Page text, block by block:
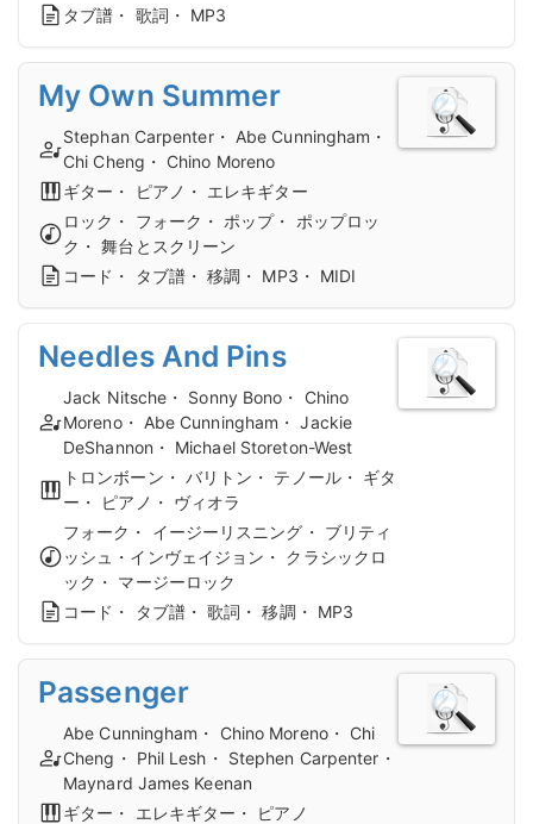
タブ譜・ 歌詞・ MP3
My Own Summer
Stephan Carpenter・ Abe Cunningham・
Chi Cheng・ Chino Moreno
ギター・ ピアノ・ エレキギター
ロック・ フォーク・ ポップ・ ポップロッ
ク・ 舞台とスクリーン
コード・ タブ譜・ 移調・ MP3・ MIDI
Needles And Pins
Jack Nitsche・ Sonny Bono・ Chino
Moreno・ Abe Cunningham・ Jackie
DeShannon・ Michael Storeton-West
トロンボーン・ バリトン・ テノール・ ギタ
ー・ ピアノ・ ヴィオラ
フォーク・ イージーリスニング・ ブリティ
ッシュ・インヴェイジョン・ クラシックロ
ック・ マージーロック
コード・ タブ譜・ 歌詞・ 移調・ MP3
Passenger
Abe Cunningham・ Chino Moreno・ Chi
Cheng・ Phil Lesh・ Stephen Carpenter・
Maynard James Keenan
ギター・ エレキギター・ ピアノ